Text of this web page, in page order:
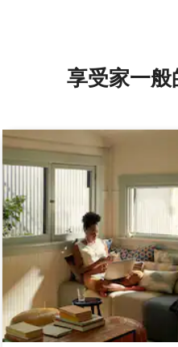
分（满分 5 分），共 4 条评价
享受家一